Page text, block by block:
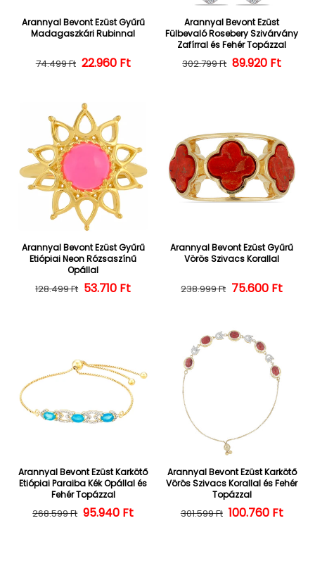
Arannyal Bevont Ezüst Gyűrű
Madagaszkári Rubinnal
Normál ár
74.499 Ft Kedvezményes ár
22.960 Ft
Arannyal Bevont Ezüst
Fülbevaló Rosebery Szivárvány
Zafírral és Fehér Topázzal
Normál ár
302.799 Ft 89.920 Ft
Arannyal Bevont Ezüst Gyűrű
Etiópiai Neon Rózsaszínű
Opállal
Normál ár
128.499 Ft Kedvezményes ár
53.710 Ft
Arannyal Bevont Ezüst Gyűrű
Vörös Szivacs Korallal
Normál ár
238.999 Ft 75.600 Ft
Arannyal Bevont Ezüst Karkötő
Etiópiai Paraiba Kék Opállal és
Fehér Topázzal
Normál ár
268.599 Ft Kedvezményes ár
95.940 Ft
Arannyal Bevont Ezüst Karkötő
Vörös Szivacs Korallal és Fehér
Topázzal
Normál ár
301.599 Ft 100.760 Ft